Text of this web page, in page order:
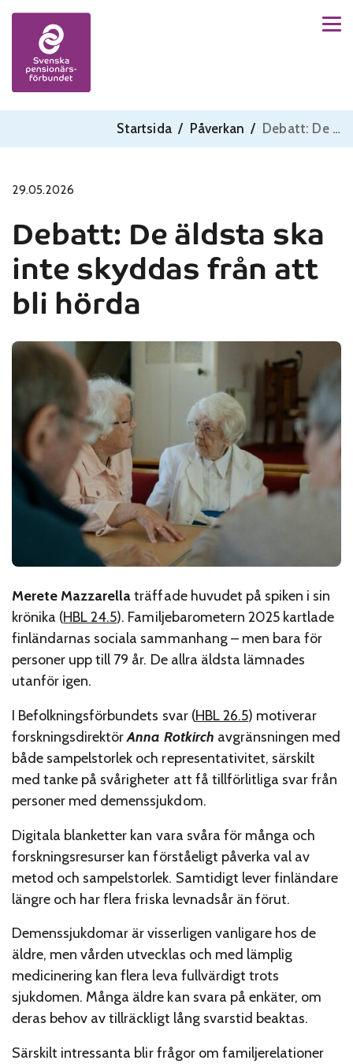
Skip to content
Startsida / Påverkan / Debatt: De äldsta ska inte skyddas från att bli hörda
29.05.2026
Debatt: De äldsta ska
inte skyddas från att
bli hörda
Merete Mazzarellaträffade huvudet på spiken i sin
krönika (HBL 24.5). Familjebarometern 2025 kartlade
finländarnas sociala sammanhang – men bara för
personer upp till 79 år. De allra äldsta lämnades
utanför igen.
I Befolkningsförbundets svar (HBL 26.5) motiverar
forskningsdirektörAnna Rotkirch avgränsningen med
både sampelstorlek och representativitet, särskilt
med tanke på svårigheter att få tillförlitliga svar från
personer med demenssjukdom.
Digitala blanketter kan vara svåra för många och
forskningsresurser kan förståeligt påverka val av
metod och sampelstorlek. Samtidigt lever finländare
längre och har flera friska levnadsår än förut.
Demenssjukdomar är visserligen vanligare hos de
äldre, men vården utvecklas och med lämplig
medicinering kan flera leva fullvärdigt trots
sjukdomen. Många äldre kan svara på enkäter, om
deras behov av tillräckligt lång svarstid beaktas.
Särskilt intressanta blir frågor om familjerelationer